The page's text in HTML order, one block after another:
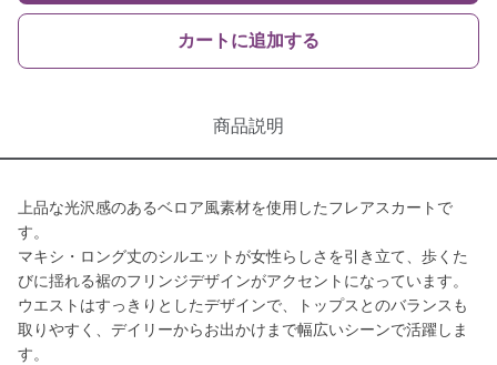
カートに追加する
商品説明
上品な光沢感のあるベロア風素材を使用したフレアスカートで
す。
マキシ・ロング丈のシルエットが女性らしさを引き立て、歩くた
びに揺れる裾のフリンジデザインがアクセントになっています。
ウエストはすっきりとしたデザインで、トップスとのバランスも
取りやすく、デイリーからお出かけまで幅広いシーンで活躍しま
す。